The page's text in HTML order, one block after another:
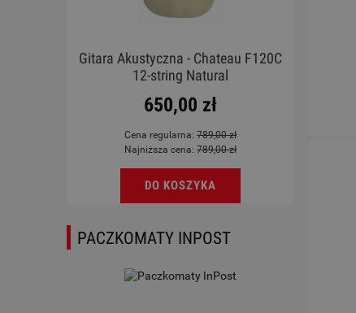
Gitara Akustyczna - Chateau F120C
12-string Natural
650,00 zł
Cena regularna: 789,00 zł
Najniższa cena: 789,00 zł
DO KOSZYKA
PACZKOMATY INPOST